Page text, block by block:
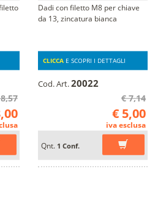
Dadi con filetto M8 per chiave
da 13, zincatura bianca
CLICCA E SCOPRI I DETTAGLI
Cod. Art.20022
€ 7,14
€ 5,00
iva esclusa
Qnt. 1 Conf.